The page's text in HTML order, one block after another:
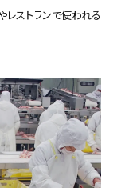
ストランで使われる